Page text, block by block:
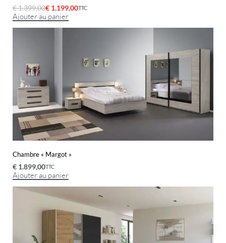
€1.399,00€ 1.199,00TTC
Ajouter au panier
Chambre « Margot »
€ 1.899,00TTC
Ajouter au panier